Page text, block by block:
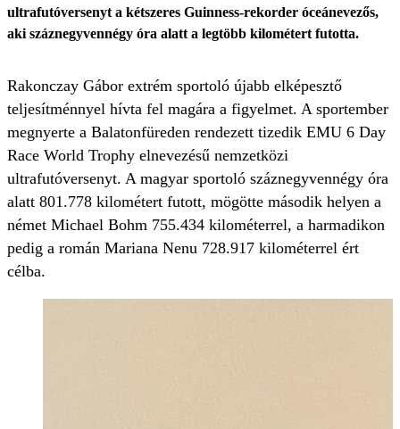
ultrafutóversenyt a kétszeres Guinness-rekorder óceánevezős,
aki száznegyvennégy óra alatt a legtöbb kilométert futotta.
Rakonczay Gábor extrém sportoló újabb elképesztő
teljesítménnyel hívta fel magára a figyelmet. A sportember
megnyerte a Balatonfüreden rendezett tizedik EMU 6 Day
Race World Trophy elnevezésű nemzetközi
ultrafutóversenyt. A magyar sportoló száznegyvennégy óra
alatt 801.778 kilométert futott, mögötte második helyen a
német Michael Bohm 755.434 kilométerrel, a harmadikon
pedig a román Mariana Nenu 728.917 kilométerrel ért
célba.